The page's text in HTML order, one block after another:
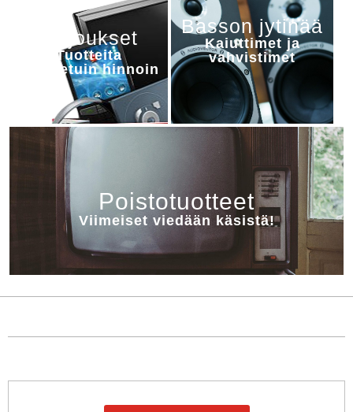
Tarjoukset
Tuotteita
alennetuin hinnoin
Basson jytinää
Kaiuttimet ja
vahvistimet
Poistotuotteet
Viimeiset viedään käsistä!